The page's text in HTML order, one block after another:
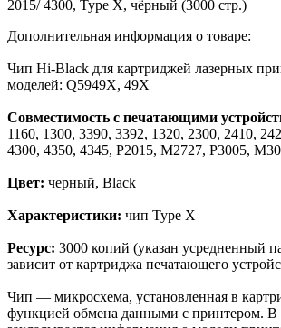
2015/ 4300, Type X, чёрный (3000 стр.)
Дополнительная информация о товаре:
Чип Hi-Black для картриджей лазерных
моделей: Q5949X, 49X
Совместимость с печатающими
1160, 1300, 3390, 3392, 1320, 2300, 2410,
4300, 4350, 4345, P2015, M2727, P3005,
Цвет: черный, Black
Характеристики: чип Type X
Ресурс: 3000 копий (указан усредненный
зависит от картриджа печатающего
Чип — микросхема, установленная в
функцией обмена данными с принтером. В